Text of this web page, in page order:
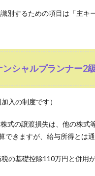
別するための項目は「主キ
ンシャルプランナー2級
入の制度です）
式の譲渡損失は、他の株式
できますが、給与所得とは通
の基礎控除110万円と併用が